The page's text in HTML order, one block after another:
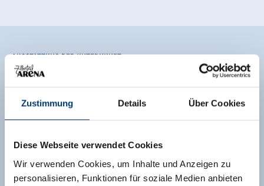
Zustimmung Details Über Cookies
Diese Webseite verwendet Cookies
Wir verwenden Cookies, um Inhalte und Anzeigen zu
personalisieren, Funktionen für soziale Medien anbieten
Ausstattung der Unterkunft
🜉WLAN 🍺Familienfreundlich
🏝 🐈
weitere Ausstattungsmerkmale
Lage